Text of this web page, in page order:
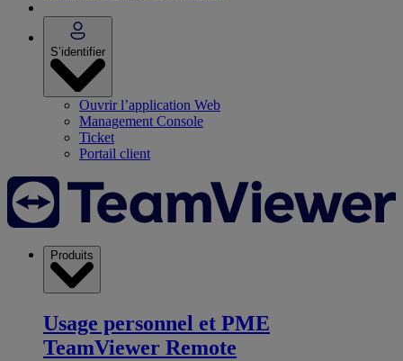
S’identifier
Ouvrir l’application Web
Management Console
Ticket
Portail client
Produits
Usage personnel et PME
TeamViewer Remote